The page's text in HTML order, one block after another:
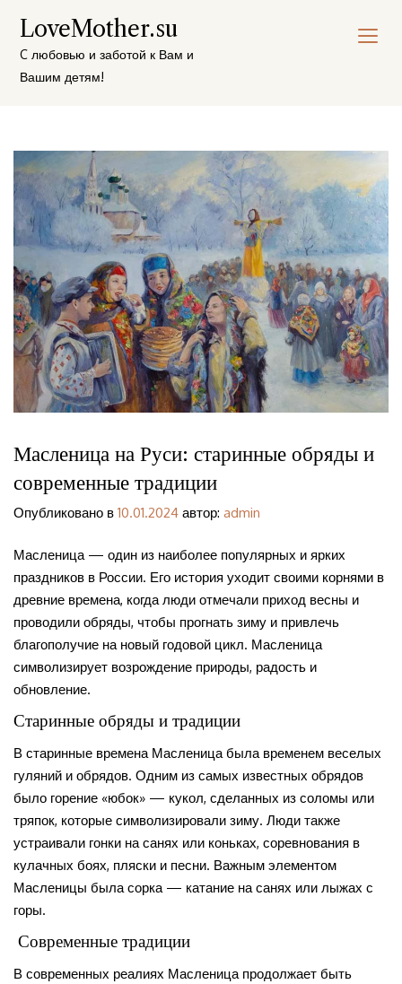
содержимому
LoveMother.su
C любовью и заботой к Вам и
Вашим детям!
Масленица на Руси: старинные обряды и
современные традиции
Опубликовано в 10.01.2024 автор: admin
Масленица — один из наиболее популярных и ярких
праздников в России. Его история уходит своими корнями в
древние времена, когда люди отмечали приход весны и
проводили обряды, чтобы прогнать зиму и привлечь
благополучие на новый годовой цикл. Масленица
символизирует возрождение природы, радость и
обновление.
Старинные обряды и традиции
В старинные времена Масленица была временем веселых
гуляний и обрядов. Одним из самых известных обрядов
было горение «юбок» — кукол, сделанных из соломы или
тряпок, которые символизировали зиму. Люди также
устраивали гонки на санях или коньках, соревнования в
кулачных боях, пляски и песни. Важным элементом
Масленицы была сорка — катание на санях или лыжах с
горы.
Современные традиции
В современных реалиях Масленица продолжает быть